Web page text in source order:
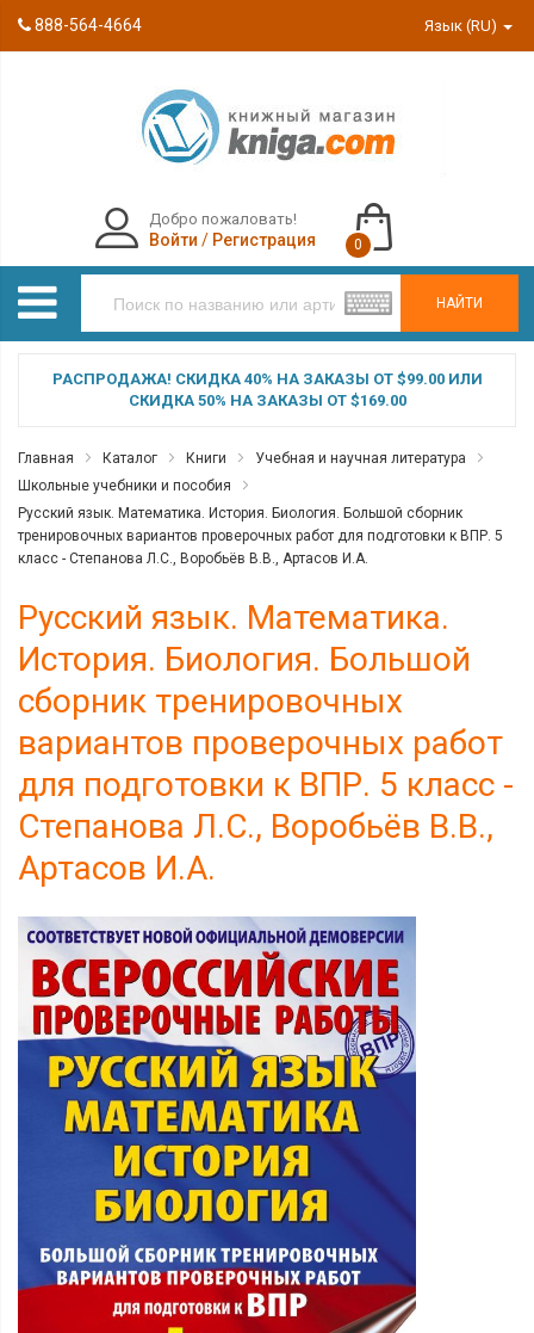
888-564-4664 Язык (RU)
НАЙТИ
Добро пожаловать!
Войти / Регистрация 0
РАСПРОДАЖА! СКИДКА 40% НА ЗАКАЗЫ ОТ $99.00 ИЛИ
СКИДКА 50% НА ЗАКАЗЫ ОТ $169.00
Главная Каталог Книги
Учебная и научная литература
Школьные учебники и пособия
Русский язык. Математика. История. Биология. Большой сборник
тренировочных вариантов проверочных работ для подготовки к ВПР. 5
класс - Степанова Л.С., Воробьёв В.В., Артасов И.А.
Русский язык. Математика.
История. Биология. Большой
сборник тренировочных
вариантов проверочных работ
для подготовки к ВПР. 5 класс -
Степанова Л.С., Воробьёв В.В.,
Артасов И.А.